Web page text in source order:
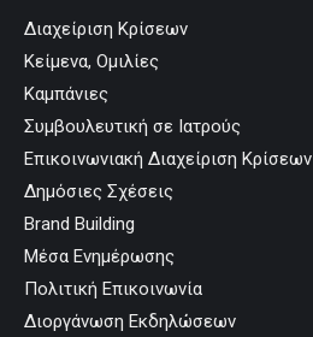
Διαχείριση Κρίσεων
Κείμενα, Ομιλίες
Καμπάνιες
Συμβουλευτική σε Ιατρούς
Επικοινωνιακή Διαχείριση Κρίσεων
Δημόσιες Σχέσεις
Brand Building
Μέσα Ενημέρωσης
Πολιτική Επικοινωνία
Διοργάνωση Εκδηλώσεων